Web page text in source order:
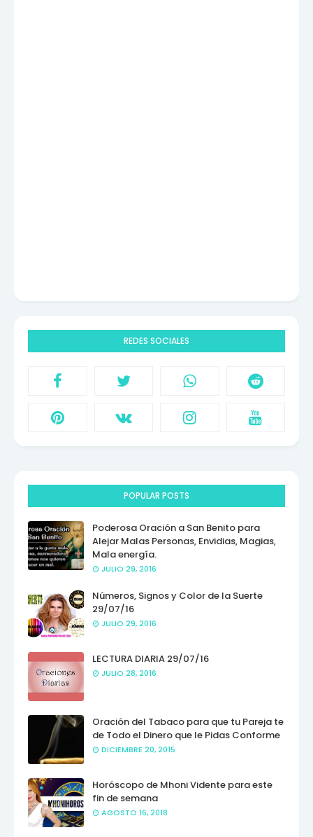
REDES SOCIALES
POPULAR POSTS
Poderosa Oración a San Benito para
Alejar Malas Personas, Envidias, Magias,
Mala energía.
JULIO 29, 2016
Números, Signos y Color de la Suerte
29/07/16
JULIO 29, 2016
LECTURA DIARIA 29/07/16
JULIO 28, 2016
Oración del Tabaco para que tu Pareja te
de Todo el Dinero que le Pidas Conforme
DICIEMBRE 20, 2015
Horóscopo de Mhoni Vidente para este
fin de semana
AGOSTO 16, 2018